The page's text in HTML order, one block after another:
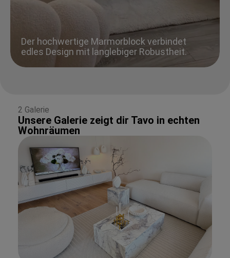
Der hochwertige Marmorblock verbindet
edles Design mit langlebiger Robustheit.
2 Galerie
Unsere Galerie zeigt dir Tavo in echten
Wohnräumen